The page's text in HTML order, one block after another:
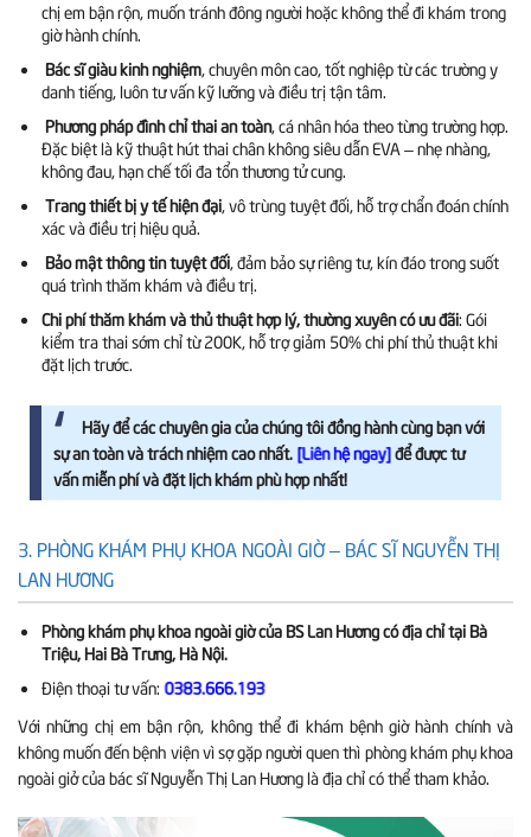
chị em bận rộn, muốn tránh đông người hoặc không thể đi khám trong
giờ hành chính.
Bác sĩ giàu kinh nghiệm, chuyên môn cao, tốt nghiệp từ các trường y
danh tiếng, luôn tư vấn kỹ lưỡng và điều trị tận tâm.
Phương pháp đình chỉ thai an toàn, cá nhân hóa theo từng trường hợp.
Đặc biệt là kỹ thuật hút thai chân không siêu dẫn EVA – nhẹ nhàng,
không đau, hạn chế tối đa tổn thương tử cung.
Trang thiết bị y tế hiện đại, vô trùng tuyệt đối, hỗ trợ chẩn đoán chính
xác và điều trị hiệu quả.
Bảo mật thông tin tuyệt đối, đảm bảo sự riêng tư, kín đáo trong suốt
quá trình thăm khám và điều trị.
Chi phí thăm khám và thủ thuật hợp lý, thường xuyên có ưu đãi: Gói
kiểm tra thai sớm chỉ từ 200K, hỗ trợ giảm 50% chi phí thủ thuật khi
đặt lịch trước.
Hãy để các chuyên gia của chúng tôi đồng hành cùng bạn với
sự an toàn và trách nhiệm cao nhất. [Liên hệ ngay]để được tư
vấn miễn phí và đặt lịch khám phù hợp nhất!
3. PHÒNG KHÁM PHỤ KHOA NGOÀI GIỜ – BÁC SĨ NGUYỄN THỊ
LAN HƯƠNG
Phòng khám phụ khoa ngoài giờ của BS Lan Hương có địa chỉ tại Bà
Triệu, Hai Bà Trưng, Hà Nội.
Điện thoại tư vấn: 0383.666.193
Với những chị em bận rộn, không thể đi khám bệnh giờ hành chính và
không muốn đến bệnh viện vì sợ gặp người quen thì phòng khám phụ khoa
ngoài giở của bác sĩ Nguyễn Thị Lan Hương là địa chỉ có thể tham khảo.